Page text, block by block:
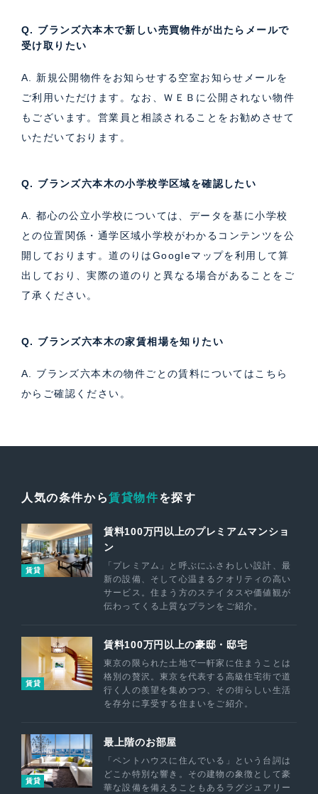
Q. ブランズ六本木で新しい売買物件が出たらメールで
受け取りたい
A. 新規公開物件をお知らせする空室お知らせメールを
ご利用いただけます。なお、ＷＥＢに公開されない物件
もございます。営業員と相談されることをお勧めさせて
いただいております。
Q. ブランズ六本木の小学校学区域を確認したい
A. 都心の公立小学校については、データを基に小学校
との位置関係・通学区域小学校がわかるコンテンツを公
開しております。道のりはGoogleマップを利用して算
出しており、実際の道のりと異なる場合があることをご
了承ください。
Q. ブランズ六本木の家賃相場を知りたい
A. ブランズ六本木の物件ごとの賃料についてはこちら
からご確認ください。
人気の条件から賃貸物件を探す
賃貸
賃料100万円以上のプレミアムマンショ
ン
「プレミアム」と呼ぶにふさわしい設計、最
新の設備、そして心温まるクオリティの高い
サービス。住まう方のステイタスや価値観が
伝わってくる上質なプランをご紹介。
賃貸
賃料100万円以上の豪邸・邸宅
東京の限られた土地で一軒家に住まうことは
格別の贅沢。東京を代表する高級住宅街で道
行く人の羨望を集めつつ、その街らしい生活
を存分に享受する住まいをご紹介。
賃貸
最上階のお部屋
「ペントハウスに住んでいる」という台詞は
どこか特別な響き。その建物の象徴として豪
華な設備を備えることもあるラグジュアリー